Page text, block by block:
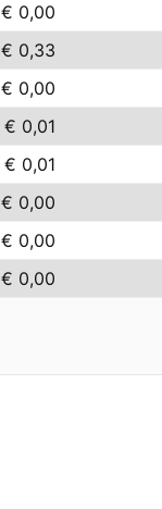
€ 0,00
€ 0,33
€ 0,00
€ 0,01
€ 0,01
€ 0,00
€ 0,00
€ 0,00